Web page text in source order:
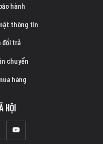
hành
thông tin
đổi trả
chuyển
hàng
HỘI